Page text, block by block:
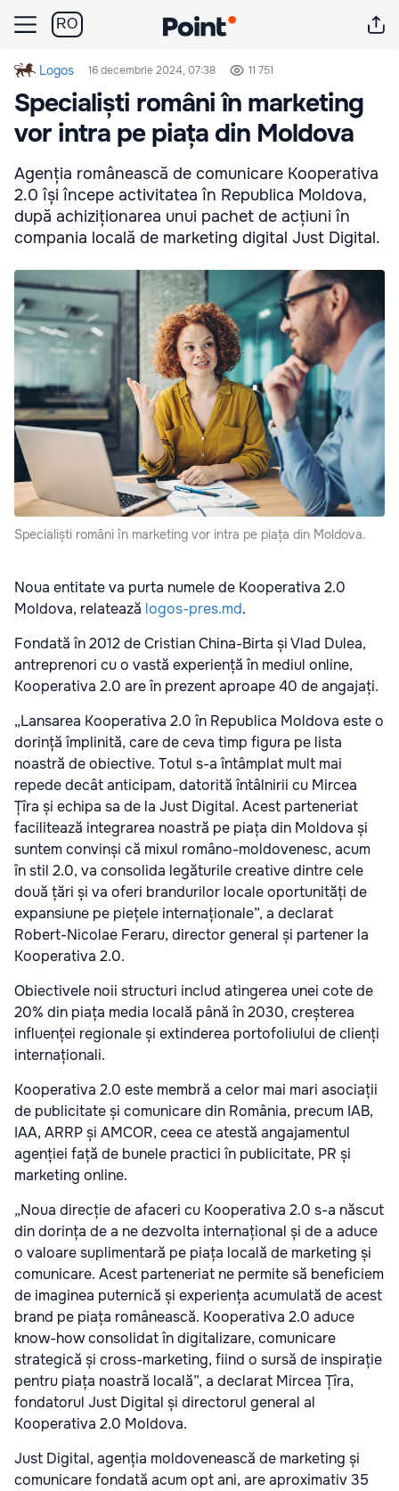
RO
Logos 16 decembrie 2024, 07:38 11 751
Specialiști români în marketing
vor intra pe piața din Moldova
Agenția românească de comunicare Kooperativa
2.0 își începe activitatea în Republica Moldova,
după achiziționarea unui pachet de acțiuni în
compania locală de marketing digital Just Digital.
Specialiști români în marketing vor intra pe piața din Moldova.
Noua entitate va purta numele de Kooperativa 2.0
Moldova, relatează logos-pres.md.
Fondată în 2012 de Cristian China-Birta și Vlad Dulea,
antreprenori cu o vastă experiență în mediul online,
Kooperativa 2.0 are în prezent aproape 40 de angajați.
„Lansarea Kooperativa 2.0 în Republica Moldova este o
dorință împlinită, care de ceva timp figura pe lista
noastră de obiective. Totul s-a întâmplat mult mai
repede decât anticipam, datorită întâlnirii cu Mircea
Țîra și echipa sa de la Just Digital. Acest parteneriat
facilitează integrarea noastră pe piața din Moldova și
suntem convinși că mixul româno-moldovenesc, acum
în stil 2.0, va consolida legăturile creative dintre cele
două țări și va oferi brandurilor locale oportunități de
expansiune pe piețele internaționale”, a declarat
Robert-Nicolae Feraru, director general și partener la
Kooperativa 2.0.
Obiectivele noii structuri includ atingerea unei cote de
20% din piața media locală până în 2030, creșterea
influenței regionale și extinderea portofoliului de clienți
internaționali.
Kooperativa 2.0 este membră a celor mai mari asociații
de publicitate și comunicare din România, precum IAB,
IAA, ARRP și AMCOR, ceea ce atestă angajamentul
agenției față de bunele practici în publicitate, PR și
marketing online.
„Noua direcție de afaceri cu Kooperativa 2.0 s-a născut
din dorința de a ne dezvolta internațional și de a aduce
o valoare suplimentară pe piața locală de marketing și
comunicare. Acest parteneriat ne permite să beneficiem
de imaginea puternică și experiența acumulată de acest
brand pe piața românească. Kooperativa 2.0 aduce
know-how consolidat în digitalizare, comunicare
strategică și cross-marketing, fiind o sursă de inspirație
pentru piața noastră locală”, a declarat Mircea Țîra,
fondatorul Just Digital și directorul general al
Kooperativa 2.0 Moldova.
Just Digital, agenția moldovenească de marketing și
comunicare fondată acum opt ani, are aproximativ 35